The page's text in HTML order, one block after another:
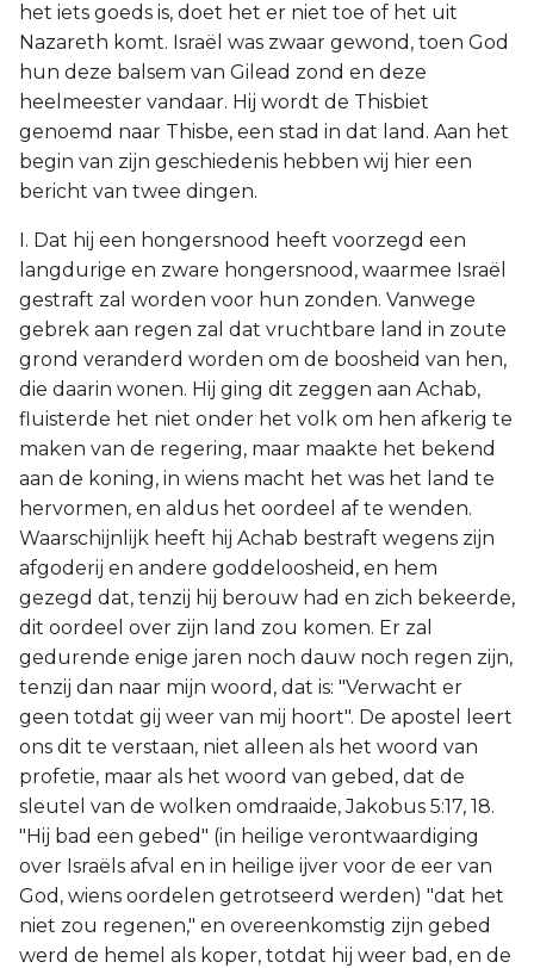
het iets goeds is, doet het er niet toe of het uit
Nazareth komt. Israël was zwaar gewond, toen God
hun deze balsem van Gilead zond en deze
heelmeester vandaar. Hij wordt de Thisbiet
genoemd naar Thisbe, een stad in dat land. Aan het
begin van zijn geschiedenis hebben wij hier een
bericht van twee dingen.
I. Dat hij een hongersnood heeft voorzegd een
langdurige en zware hongersnood, waarmee Israël
gestraft zal worden voor hun zonden. Vanwege
gebrek aan regen zal dat vruchtbare land in zoute
grond veranderd worden om de boosheid van hen,
die daarin wonen. Hij ging dit zeggen aan Achab,
fluisterde het niet onder het volk om hen afkerig te
maken van de regering, maar maakte het bekend
aan de koning, in wiens macht het was het land te
hervormen, en aldus het oordeel af te wenden.
Waarschijnlijk heeft hij Achab bestraft wegens zijn
afgoderij en andere goddeloosheid, en hem
gezegd dat, tenzij hij berouw had en zich bekeerde,
dit oordeel over zijn land zou komen. Er zal
gedurende enige jaren noch dauw noch regen zijn,
tenzij dan naar mijn woord, dat is: "Verwacht er
geen totdat gij weer van mij hoort". De apostel leert
ons dit te verstaan, niet alleen als het woord van
profetie, maar als het woord van gebed, dat de
sleutel van de wolken omdraaide, Jakobus 5:17, 18.
"Hij bad een gebed" (in heilige verontwaardiging
over Israëls afval en in heilige ijver voor de eer van
God, wiens oordelen getrotseerd werden) "dat het
niet zou regenen," en overeenkomstig zijn gebed
werd de hemel als koper, totdat hij weer bad, en de